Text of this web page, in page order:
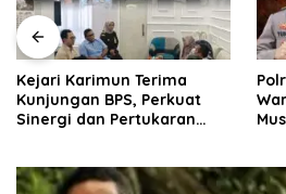
Kejari Karimun Terima
Kunjungan BPS, Perkuat
Sinergi dan Pertukaran